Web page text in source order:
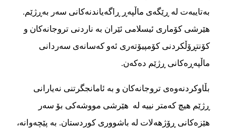
به‌‌‌تایبه‌‌‌ت له ڕێگه‌‌‌ی ماڵپه‌‌‌ڕ ڕاگه‌‌‌یاندنه‌‌‌کانی سه‌‌‌ر به‌‌‌ڕژێم.
هێرشی کۆماری ئیسلامی ئێران به ناردنی تروجانه‌‌‌‌کان و
کۆنتڕۆڵکردنی کۆمپیۆته‌‌‌ری ئه‌‌‌و که‌‌‌سانه‌‌‌ی سه‌‌‌ردانی
ماڵپه‌‌‌ڕه‌‌‌کانی ڕژێم ده‌‌‌که‌‌‌ن.
بڵاوکردنه‌‌‌وه‌‌‌ی تروجانه‌‌‌کان و به ئامانجگرتنی نه‌‌‌یارانی
ڕژێم هیچ که‌‌‌متر نییه له‌‌‌ هێرشی مووشه‌‌‌کی بۆ سه‌‌‌ر
هێزه‌‌‌کانی ڕۆژهه‌‌‌لات له باشووری کوردستان. به پێچه‌‌‌وانه‌‌‌،